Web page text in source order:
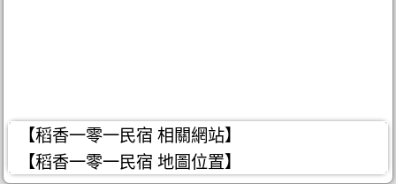
【稻香一零一民宿 相關網站】
【稻香一零一民宿 地圖位置】